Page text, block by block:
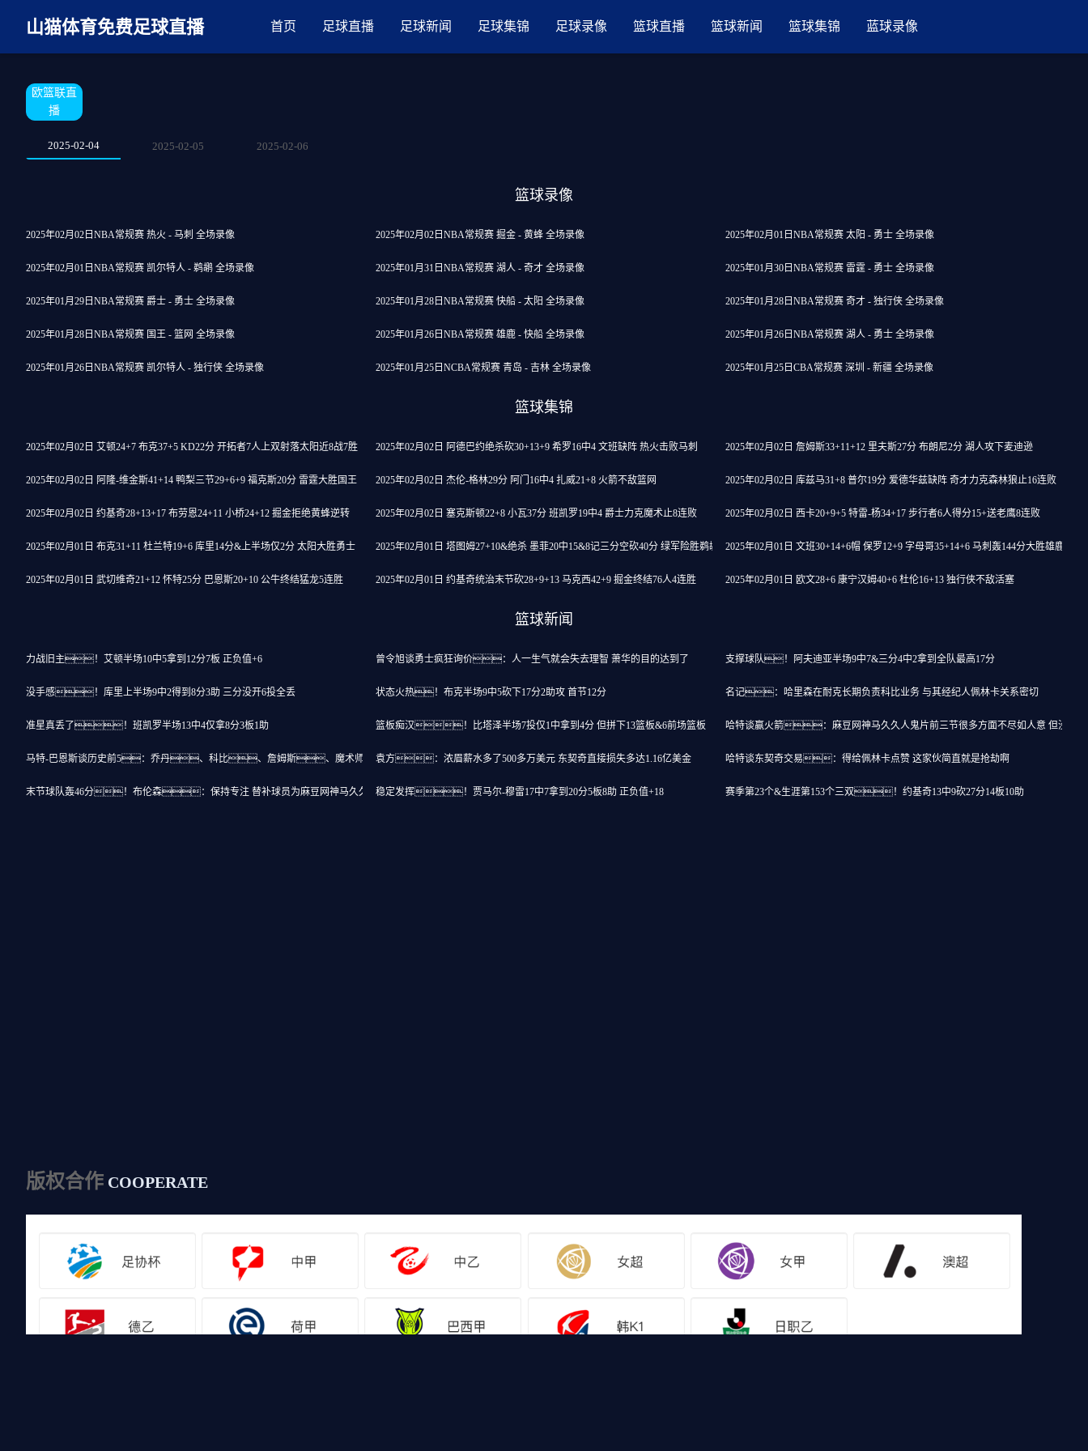
山猫体育免费足球直播 首页 足球直播 足球新闻 足球集锦 足球录像 篮球直播 篮球新闻 篮球集锦 蓝球录像
欧篮联直
播
2025-02-04 2025-02-05 2025-02-06
篮球录像
2025年02月02日NBA常规赛 热火 - 马刺 全场录像 2025年02月02日NBA常规赛 掘金 - 黄蜂 全场录像 2025年02月01日NBA常规赛 太阳 - 勇士 全场录像
2025年02月01日NBA常规赛 凯尔特人 - 鹈鹕 全场录像 2025年01月31日NBA常规赛 湖人 - 奇才 全场录像 2025年01月30日NBA常规赛 雷霆 - 勇士 全场录像
2025年01月29日NBA常规赛 爵士 - 勇士 全场录像 2025年01月28日NBA常规赛 快船 - 太阳 全场录像 2025年01月28日NBA常规赛 奇才 - 独行侠 全场录像
2025年01月28日NBA常规赛 国王 - 篮网 全场录像 2025年01月26日NBA常规赛 雄鹿 - 快船 全场录像 2025年01月26日NBA常规赛 湖人 - 勇士 全场录像
2025年01月26日NBA常规赛 凯尔特人 - 独行侠 全场录像 2025年01月25日NCBA常规赛 青岛 - 吉林 全场录像 2025年01月25日CBA常规赛 深圳 - 新疆 全场录像
篮球集锦
2025年02月02日 艾顿24+7 布克37+5 KD22分 开拓者7人上双射落太阳近8战7胜 2025年02月02日 阿德巴约绝杀砍30+13+9 希罗16中4 文班缺阵 热火击败马刺 2025年02月02日 詹姆斯33+11+12 里夫斯27分 布朗尼2分 湖人攻下麦迪逊
2025年02月02日 阿隆-维金斯41+14 鸭梨三节29+6+9 福克斯20分 雷霆大胜国王 2025年02月02日 杰伦-格林29分 阿门16中4 扎威21+8 火箭不敌篮网 2025年02月02日 库兹马31+8 普尔19分 爱德华兹缺阵 奇才力克森林狼止16连败
2025年02月02日 约基奇28+13+17 布劳恩24+11 小桥24+12 掘金拒绝黄蜂逆转 2025年02月02日 塞克斯顿22+8 小瓦37分 班凯罗19中4 爵士力克魔术止8连败 2025年02月02日 西卡20+9+5 特雷-杨34+17 步行者6人得分15+送老鹰8连败
2025年02月01日 布克31+11 杜兰特19+6 库里14分&上半场仅2分 太阳大胜勇士 2025年02月01日 塔图姆27+10&绝杀 墨菲20中15&8记三分空砍40分 绿军险胜鹈鹕 2025年02月01日 文班30+14+6帽 保罗12+9 字母哥35+14+6 马刺轰144分大胜雄鹿
2025年02月01日 武切维奇21+12 怀特25分 巴恩斯20+10 公牛终结猛龙5连胜 2025年02月01日 约基奇统治末节砍28+9+13 马克西42+9 掘金终结76人4连胜 2025年02月01日 欧文28+6 康宁汉姆40+6 杜伦16+13 独行侠不敌活塞
篮球新闻
力战旧主！艾顿半场10中5拿到12分7板 正负值+6 曾令旭谈勇士疯狂询价：人一生气就会失去理智 萧华的目的达到了 支撑球队！阿夫迪亚半场9中7&三分4中2拿到全队最高17分
没手感！库里上半场9中2得到8分3助 三分没开6投全丢 状态火热！布克半场9中5砍下17分2助攻 首节12分 名记：哈里森在耐克长期负责科比业务 与其经纪人佩林卡关系密切
准星真丢了！班凯罗半场13中4仅拿8分3板1助 篮板痴汉！比塔泽半场7投仅1中拿到4分 但拼下13篮板&6前场篮板 哈特谈赢火箭：麻豆网神马久久人鬼片前三节很多方面不尽如人意 但没有受
马特-巴恩斯谈历史前5：乔丹、科比、詹姆斯、魔术师、奥尼尔袁方：浓眉薪水多了500多万美元 东契奇直接损失多达1.16亿美金 哈特谈东契奇交易：得给佩林卡点赞 这家伙简直就是抢劫啊
末节球队轰46分！布伦森：保持专注 替补球员为麻豆网神马久久人鬼片带来了活力稳定发挥！贾马尔-穆雷17中7拿到20分5板8助 正负值+18 赛季第23个&生涯第153个三双！约基奇13中9砍27分14板10助
版权合作 COOPERATE